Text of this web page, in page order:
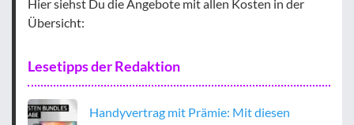
Hier siehst Du die Angebote mit allen Kosten in der
Übersicht:
Lesetipps der Redaktion
Handyvertrag mit Prämie: Mit diesen